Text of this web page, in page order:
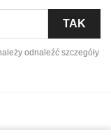
odnaleźć szczegóły